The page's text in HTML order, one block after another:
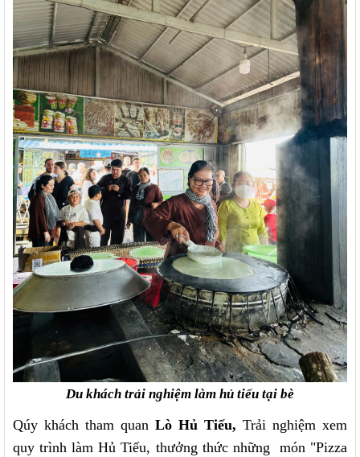
Du khách trải nghiệm làm hủ tiếu tại bè
Qúy khách tham quan Lò Hủ Tiếu, Trải nghiệm xem
quy trình làm Hủ Tiếu, thưởng thức những món "Pizza